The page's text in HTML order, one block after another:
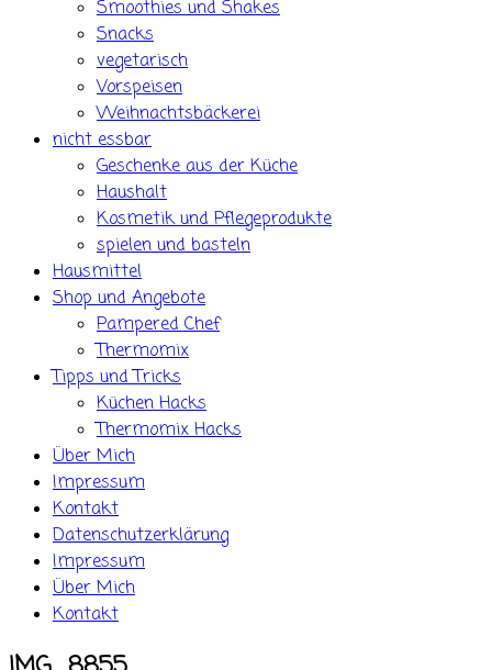
Smoothies und Shakes
Snacks
vegetarisch
Vorspeisen
Weihnachtsbäckerei
nicht essbar
Geschenke aus der Küche
Haushalt
Kosmetik und Pflegeprodukte
spielen und basteln
Hausmittel
Shop und Angebote
Pampered Chef
Thermomix
Tipps und Tricks
Küchen Hacks
Thermomix Hacks
Über Mich
Impressum
Kontakt
Datenschutzerklärung
Impressum
Über Mich
Kontakt